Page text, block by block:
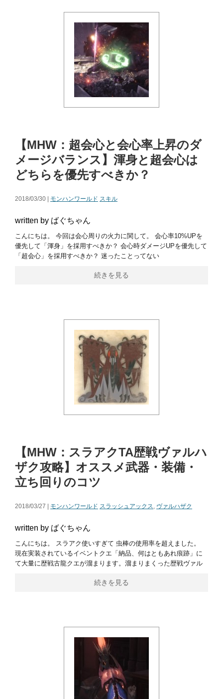
【MHW：超会心と会心率上昇のダ
メージバランス】渾身と超会心は
どちらを優先すべきか？
2018/03/30 | モンハンワールド スキル
written by ばぐちゃん
こんにちは。 今回は会心周りの火力に関して。 会心率10%UPを
優先して「渾身」を採用すべきか？ 会心時ダメージUPを優先して
「超会心」を採用すべきか？ 迷ったことってない
続きを見る
【MHW：スラアクTA歴戦ヴァルハ
ザク攻略】オススメ武器・装備・
立ち回りのコツ
2018/03/27 | モンハンワールド スラッシュアックス, ヴァルハザク
written by ばぐちゃん
こんにちは。 スラアク使いすぎて 虫棒の使用率を超えました。
現在実装されているイベントクエ「納品、何はともあれ痕跡」に
て大量に歴戦古龍クエが溜まります。溜まりまくった歴戦ヴァル
続きを見る